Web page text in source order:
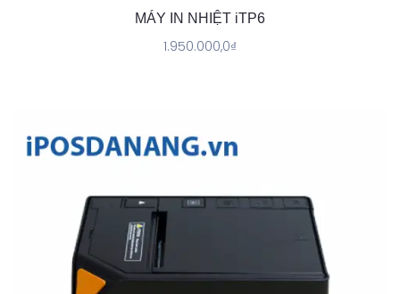
MÁY IN NHIỆT iTP6
1.950.000,0₫